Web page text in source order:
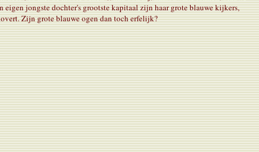
jongste dochter's grootste kapitaal zijn haar grote blauwe kijkers,
Zijn grote blauwe ogen dan toch erfelijk?